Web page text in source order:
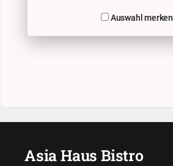
Auswahl merken
Asia Haus Bistro